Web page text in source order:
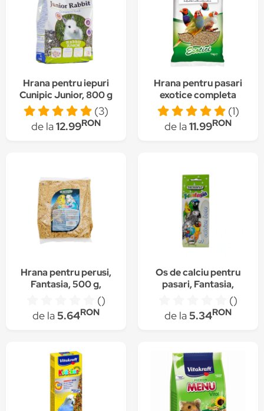
Hrana pentru iepuri
Cunipic Junior, 800 g
(3)
de la12.99RON
Hrana pentru pasari
exotice completa
Manitoba, 1 Kg(1)
de la11.99RON
Hrana pentru perusi,
Fantasia, 500 g,
()
de la5.64RON
Os de calciu pentru
pasari, Fantasia,
()
de la5.34RON